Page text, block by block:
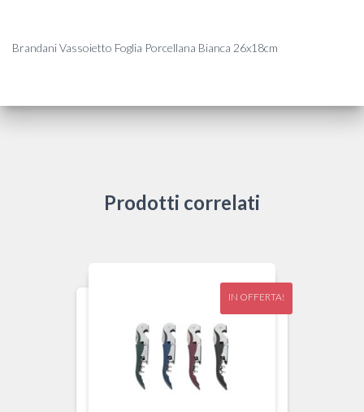
Brandani Vassoietto Foglia Porcellana Bianca 26x18cm
Prodotti correlati
IN OFFERTA!